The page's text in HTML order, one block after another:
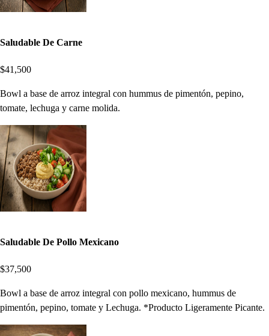
Saludable De Carne
$41,500
Bowl a base de arroz integral con hummus de pimentón, pepino,
tomate, lechuga y carne molida.
Saludable De Pollo Mexicano
$37,500
Bowl a base de arroz integral con pollo mexicano, hummus de
pimentón, pepino, tomate y Lechuga. *Producto Ligeramente Picante.